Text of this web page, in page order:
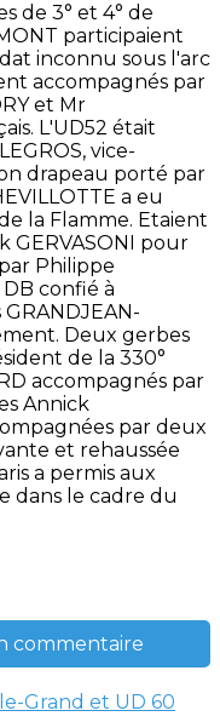
de 3° et 4° de
participaient
inconnu sous l'arc
accompagnés par
et Mr
L'UD52 était
vice-
drapeau porté par
a eu
la Flamme. Etaient
GERVASONI pour
Philippe
DB confié à
Deux gerbes
de la 330°
accompagnés par
Annick
par deux
et rehaussée
a permis aux
dans le cadre du
commentaire